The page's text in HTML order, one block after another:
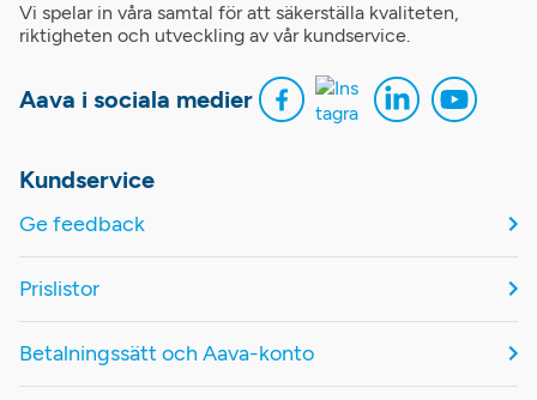
Vi spelar in våra samtal för att säkerställa kvaliteten,
riktigheten och utveckling av vår kundservice.
Aava i sociala medier
Kundservice
Ge feedback
Prislistor
Betalningssätt och Aava-konto